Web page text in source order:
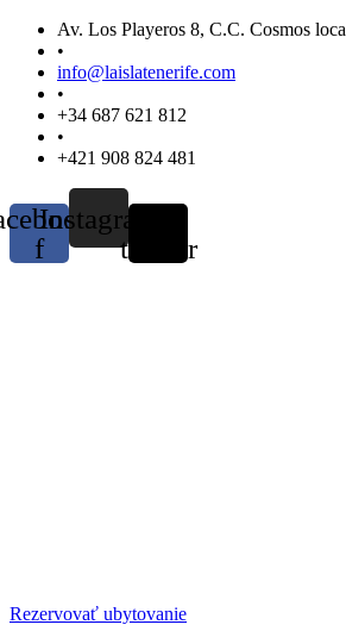
Přejít
obsahu
Av. Los Playeros 8, C.C. Cosmos
•
info@laislatenerife.com
•
+34 687 621 812
•
+421 908 824 481
f
Instagram
twitter
Rezervovať ubytovanie